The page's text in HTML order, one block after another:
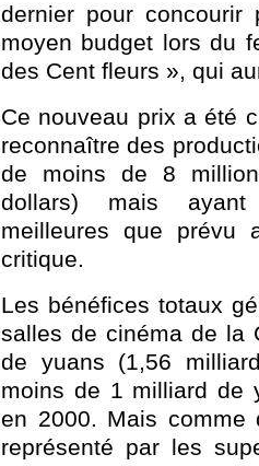
dernier pour
moyen budget lors du
des Cent fleurs », qui
Ce nouveau prix a été
reconnaître des
de moins de 8
dollars) mais ayant
meilleures que prévu
critique.
Les bénéfices totaux
salles de cinéma de la
de yuans (1,56
moins de 1 milliard de
en 2000. Mais comme
représenté par les